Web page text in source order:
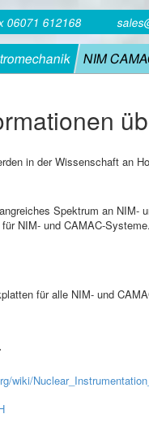
06071 612168
NIM
in der Wissenschaft an
Spektrum an
NIM- und CAMAC-
für alle NIM- und
wiki/